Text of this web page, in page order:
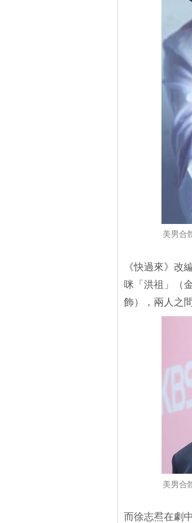
美男合
《快過來》改
咪「洪祖」（
飾），兩人之
美男合
而徐志焄在劇